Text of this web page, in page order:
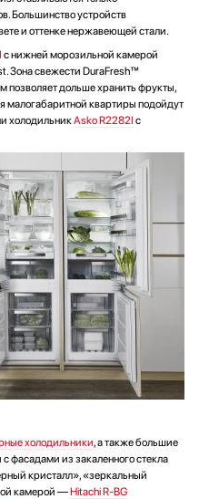
Большинство устройств
и оттенке нержавеющей стали.
с нижней морозильной камерой
Зона свежести DuraFresh™
дольше хранить фрукты,
малогабаритной квартиры подойдут
холодильникAsko R2282I с
холодильники, а также большие
фасадами из закаленного стекла
кристалл», «зеркальный
камерой —Hitachi R-BG